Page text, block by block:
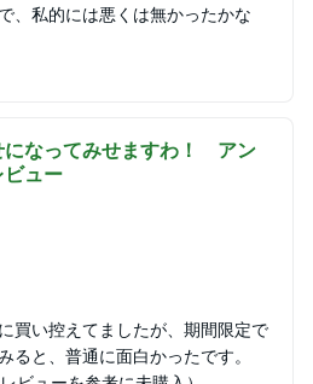
、私的には悪くは無かったかな
になってみせますわ！ アン
ュー
買い控えてましたが、期間限定で
ると、普通に面白かったです。